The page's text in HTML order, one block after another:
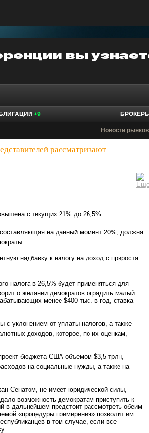
+9 БРОКЕРЫ
Новости рынков
рассматривают
с текущих 21% до 26,5%
на данный момент 20%, должна
надбавку к налогу на доход с прироста
налога в 26,5% будет применяться для
о желании демократов оградить малый
менее $400 тыс. в год, ставка
с уклонением от уплаты налогов, а также
доходов, которое, по их оценкам,
бюджета США объемом $3,5 трлн,
на социальные нужды, а также на
Сенатом, не имеет юридической силы,
возможность демократам приступить к
в дальнейшем предстоит рассмотреть обеим
«процедуры примирения» позволит им
в том случае, если все